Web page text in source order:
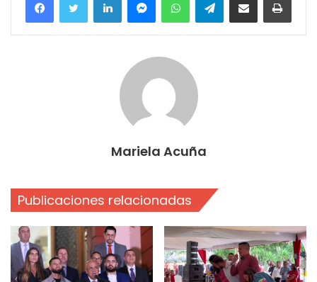
Mariela Acuña
Publicaciones relacionadas